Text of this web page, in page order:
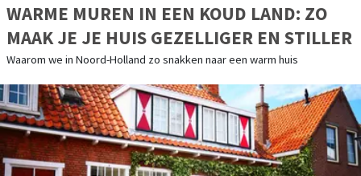
WARME MUREN IN EEN KOUD LAND: ZO
MAAK JE JE HUIS GEZELLIGER EN STILLER
Waarom we in Noord-Holland zo snakken naar een warm huis